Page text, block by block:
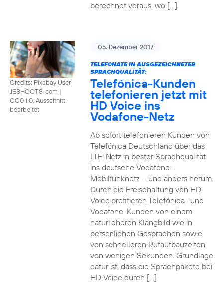
berechnet voraus, wo […]
Credits: Pixabay User
JESHOOTS-com |
CC0 1.0, Ausschnitt
bearbeitet
05. Dezember 2017
TELEFONATE IN AUSGEZEICHNETER
SPRACHQUALITÄT:
Telefónica-Kunden
telefonieren jetzt mit
HD Voice ins
Vodafone-Netz
Ab sofort telefonieren Kunden von
Telefónica Deutschland über das
LTE-Netz in bester Sprachqualität
ins deutsche Vodafone-
Mobilfunknetz – und anders herum.
Durch die Freischaltung von HD
Voice profitieren Telefónica- und
Vodafone-Kunden von einem
natürlicheren Klangbild wie in
persönlichen Gesprächen sowie
von schnelleren Rufaufbauzeiten
von wenigen Sekunden. Grundlage
dafür ist, dass die Sprachpakete bei
HD Voice durch […]